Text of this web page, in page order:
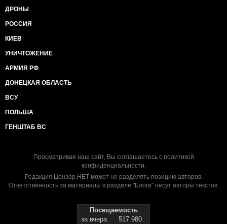
ДРОНЫ
РОССИЯ
КИЕВ
УНИЧТОЖЕНИЕ
АРМИЯ РФ
ДОНЕЦКАЯ ОБЛАСТЬ
ВСУ
ПОЛЬША
ГЕНШТАБ ВС
Просматривая наш сайт, Вы соглашаетесь с политикой
конфиденциальности.
Редакция Цензор.НЕТ может не разделять позицию авторов.
Ответственность за материалы в разделе "Блоги" несут авторы текстов.
Посещаемость
за вчера
517 980